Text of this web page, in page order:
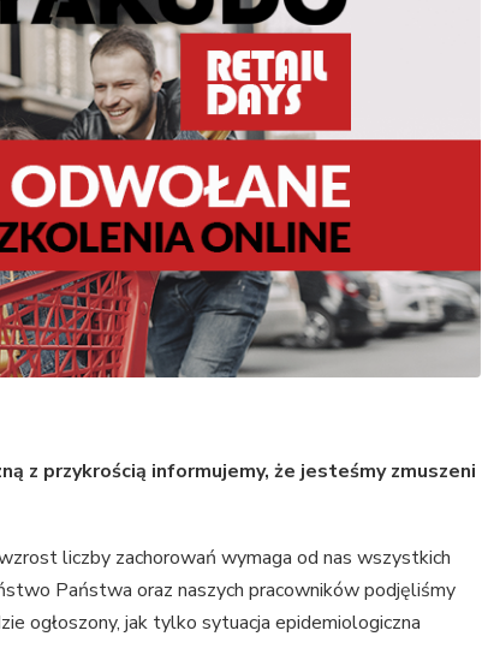
z przykrością informujemy, że jesteśmy zmuszeni
liczby zachorowań wymaga od nas wszystkich
Państwa oraz naszych pracowników podjęliśmy
ogłoszony, jak tylko sytuacja epidemiologiczna